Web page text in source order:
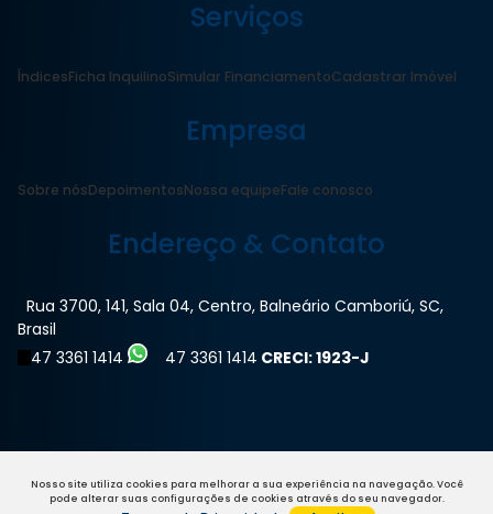
Nosso site utiliza cookies para melhorar a sua experiência na navegação.Você
pode alterar suas configurações de cookies através do seu navegador.
Serviços
ÍndicesFicha InquilinoSimular FinanciamentoCadastrar Imóvel
Empresa
Sobre nósDepoimentosNossa equipeFale conosco
Endereço & Contato
Rua 3700, 141, Sala 04, Centro, Balneário Camboriú, SC,
Brasil
47 3361 1414
47 3361 1414 CRECI: 1923-J